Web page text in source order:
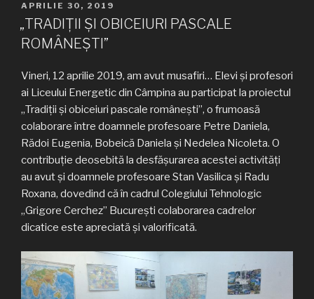
PUBLICAT
PE
APRILIE 30, 2019
„TRADIȚII ȘI OBICEIURI PASCALE
ROMÂNEȘTI”
Vineri, 12 aprilie 2019, am avut musafiri… Elevi și profesori
ai Liceului Energetic din Câmpina au participat la proiectul
„Tradiții și obiceiuri pascale românești”, o frumoasă
colaborare între doamnele profesoare Petre Daniela,
Rădoi Eugenia, Bobeică Daniela și Nedelea Nicoleta. O
contribuție deosebită la desfășurarea acestei activități
au avut și doamnele profesoare Stan Vasilica și Radu
Roxana, dovedind că în cadrul Colegiului Tehnologic
„Grigore Cerchez” București colaborarea cadrelor
dicatice este apreciată și valorificată.